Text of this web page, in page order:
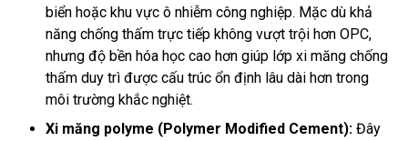
biển hoặc khu vực ô nhiễm công nghiệp. Mặc dù khả
năng chống thấm trực tiếp không vượt trội hơn OPC,
nhưng độ bền hóa học cao hơn giúp lớp xi măng chống
thấm duy trì được cấu trúc ổn định lâu dài hơn trong
môi trường khắc nghiệt.
Xi măng polyme (Polymer Modified Cement): Đây